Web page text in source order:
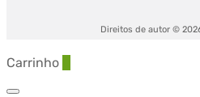
Direitos de autor ©
Carrinho